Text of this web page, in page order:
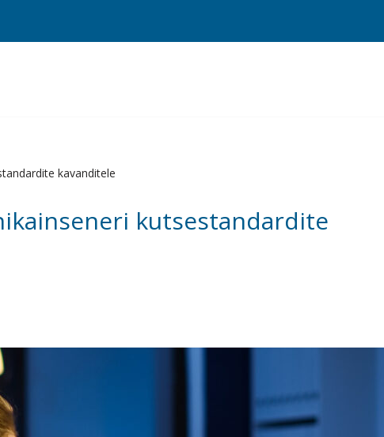
kavanditele
kutsestandardite